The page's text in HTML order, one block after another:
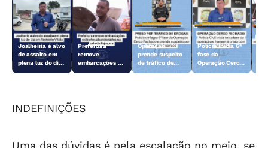
Joalheiria é alvo
de assalto em
plena luz do dia
Prefeitura
remove
embarcações e
Operação
prende suspeito
de tráfico de
Polícia inicia 6ª
fase da
Operação Cerco
INDEFINIÇÕES
Uma das dúvidas é pela escalação no meio, se